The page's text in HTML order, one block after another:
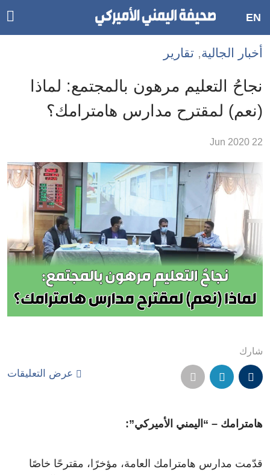
Accessibility
links
الرئيسي
الأقسام
Skip
Search
EN
أخبار الجالية, تقارير
نجاحُ التعليم مرهون بالمجتمع: لماذا
(نعم) لمقترح مدارس هامترامك؟
22 Jun 2020
شارك
عرض التعليقات
هامترامك – “اليمني الأميركي”:
قدّمت مدارس هامترامك العامة، مؤخرًا، مقترحًا خاصًا